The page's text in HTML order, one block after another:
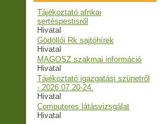
Tájékoztató afrikai
sertéspestisről
Hivatal
Gödöllői Rk sajtóhírek
Hivatal
MAGOSZ szakmai információ
Hivatal
Tájékoztató igazgatási szünetről
- 2026.07.20-24.
Hivatal
Computeres látásvizsgálat
Hivatal